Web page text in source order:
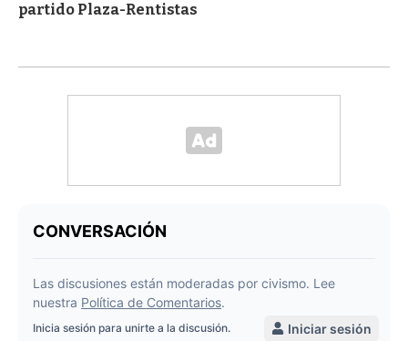
partido Plaza-Rentistas